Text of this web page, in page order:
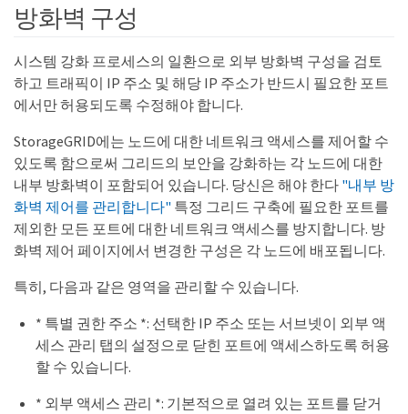
방화벽 구성
시스템 강화 프로세스의 일환으로 외부 방화벽 구성을 검토
하고 트래픽이 IP 주소 및 해당 IP 주소가 반드시 필요한 포트
에서만 허용되도록 수정해야 합니다.
StorageGRID에는 노드에 대한 네트워크 액세스를 제어할 수
있도록 함으로써 그리드의 보안을 강화하는 각 노드에 대한
내부 방화벽이 포함되어 있습니다. 당신은 해야 한다 "내부 방
화벽 제어를 관리합니다" 특정 그리드 구축에 필요한 포트를
제외한 모든 포트에 대한 네트워크 액세스를 방지합니다. 방
화벽 제어 페이지에서 변경한 구성은 각 노드에 배포됩니다.
특히, 다음과 같은 영역을 관리할 수 있습니다.
* 특별 권한 주소 *: 선택한 IP 주소 또는 서브넷이 외부 액
세스 관리 탭의 설정으로 닫힌 포트에 액세스하도록 허용
할 수 있습니다.
* 외부 액세스 관리 *: 기본적으로 열려 있는 포트를 닫거